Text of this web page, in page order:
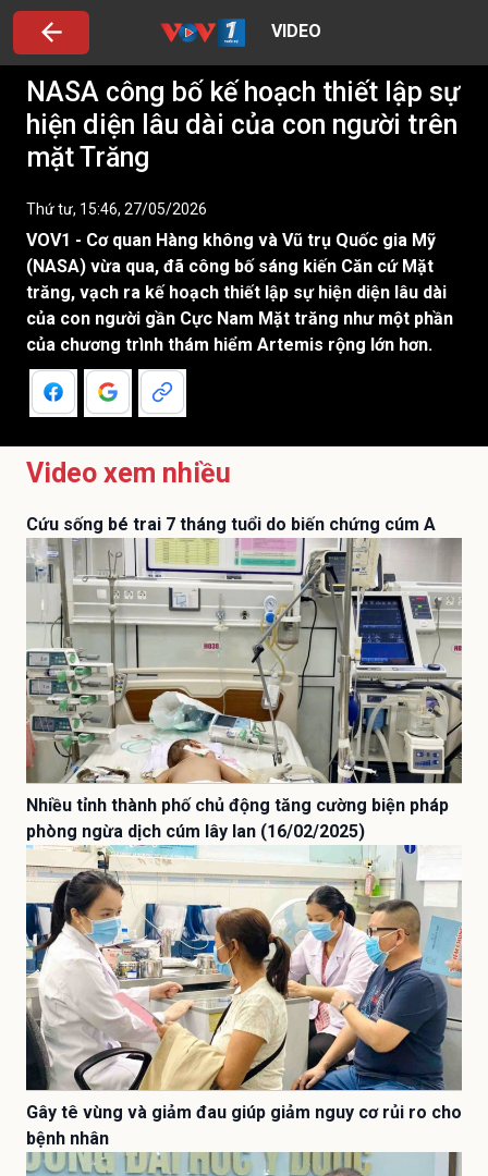
VIDEO
NASA công bố kế hoạch thiết lập sự
hiện diện lâu dài của con người trên
mặt Trăng
Thứ tư, 15:46, 27/05/2026
VOV1 - Cơ quan Hàng không và Vũ trụ Quốc gia Mỹ
(NASA) vừa qua, đã công bố sáng kiến ​​Căn cứ Mặt
trăng, vạch ra kế hoạch thiết lập sự hiện diện lâu dài
của con người gần Cực Nam Mặt trăng như một phần
của chương trình thám hiểm Artemis rộng lớn hơn.
Video xem nhiều
Cứu sống bé trai 7 tháng tuổi do biến chứng cúm A
Nhiều tỉnh thành phố chủ động tăng cường biện pháp
phòng ngừa dịch cúm lây lan (16/02/2025)
Gây tê vùng và giảm đau giúp giảm nguy cơ rủi ro cho
bệnh nhân